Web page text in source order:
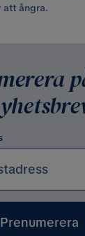
att ångra.
Prenumerera